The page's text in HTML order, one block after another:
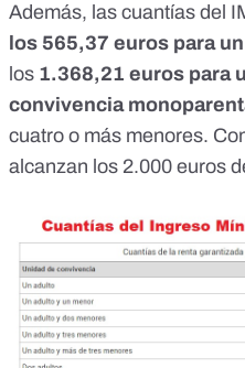
Además, las cuantías del
los 565,37 euros para
los 1.368,21 euros para
convivencia
cuatro o más menores.
alcanzan los 2.000 euros